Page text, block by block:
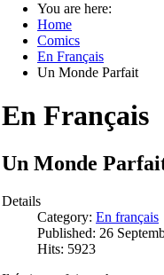
You are here:
Home
Comics
En Français
Un Monde Parfait
En Français
Un Monde
Details
Category: En français
Published: 26
Hits: 5923